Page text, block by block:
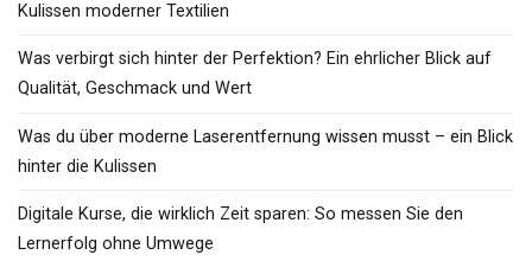
Kulissen moderner Textilien
Was verbirgt sich hinter der Perfektion? Ein ehrlicher Blick auf
Qualität, Geschmack und Wert
Was du über moderne Laserentfernung wissen musst – ein Blick
hinter die Kulissen
Digitale Kurse, die wirklich Zeit sparen: So messen Sie den
Lernerfolg ohne Umwege